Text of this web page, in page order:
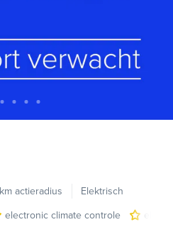
actieradius
Elektrisch
electronic climate controle